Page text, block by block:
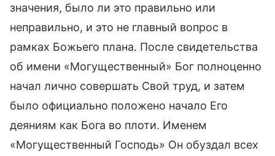
значения, было ли это правильно или
неправильно, и это не главный вопрос в
рамках Божьего плана. После свидетельства
об имени «Могущественный» Бог полноценно
начал лично совершать Свой труд, и затем
было официально положено начало Его
деяниям как Бога во плоти. Именем
«Могущественный Господь» Он обуздал всех